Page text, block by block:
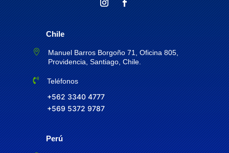
Chile

Manuel Barros Borgoño 71, Oficina 805,
Providencia, Santiago, Chile.
 Teléfonos
+562 3340 4777
+569 5372 9787
Perú